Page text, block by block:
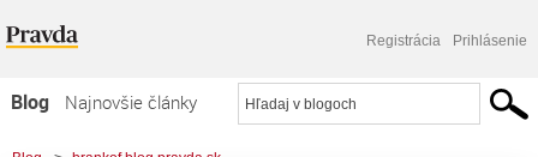
Registrácia Prihlásenie
Blog
Najnovšie články
Najčítanejšie články